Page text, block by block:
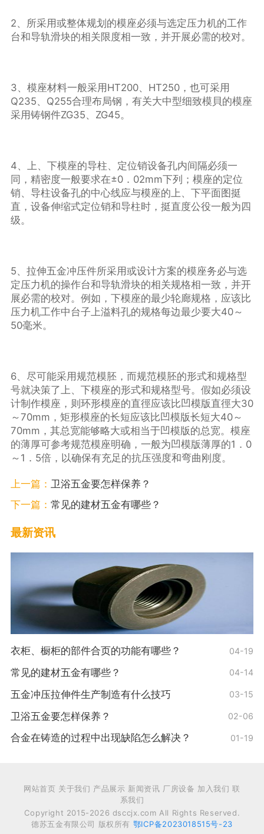
2、所采用或整体规划的模座必须与选定压力机的工作
台和导轨滑块的相关限度相一致，并开展必需的校对。
3、模座材料一般采用HT200、HT250，也可采用
Q235、Q255合理布局钢，有关大中型细致模貝的模座
采用铸钢件ZG35、ZG45。
4、上、下模座的导柱、定位销设备孔内间隔必须一
同，精密度一般要求在±0．02mm下列；模座的定位
销、导柱设备孔的中心线应与模座的上、下平面图挺
直，设备伸缩式定位销和导柱时，挺直度公役一般为四
级。
5、拉伸五金冲压件所采用或设计方案的模座务必与选
定压力机的操作台和导轨滑块的相关规格相一致，并开
展必需的校对。例如，下模座的最少轮廊规格，应该比
压力机工作中台子上溢料孔的规格每边最少要大40～
50毫米。
6、尽可能采用规范模胚，而规范模胚的形式和规格型
号就决策了上、下模座的形式和规格型号。假如必须设
计制作模座，则环形模座的直徑应该比凹模版直徑大30
～70mm，矩形模座的长短应该比凹模版长短大40～
70mm，其总宽能够略大或相当于凹模版的总宽。模座
的薄厚可参考规范模座明确，一般为凹模版薄厚的1．0
～1．5倍，以确保有充足的抗压强度和弯曲刚度。
上一篇： 卫浴五金要怎样保养？
下一篇： 常见的建材五金有哪些？
最新资讯
衣柜、橱柜的部件合页的功能有哪些？ 04-19
常见的建材五金有哪些？ 04-14
五金冲压拉伸件生产制造有什么技巧 03-15
卫浴五金要怎样保养？ 02-06
合金在铸造的过程中出现缺陷怎么解决？ 01-19
网站首页 关于我们 产品展示 新闻资讯 厂房设备 加入我们 联
系我们
Copyright 2015-2026 dsccjx.com All Rights Reserved.
德苏五金有限公司 版权所有 鄂ICP备2023018515号-23